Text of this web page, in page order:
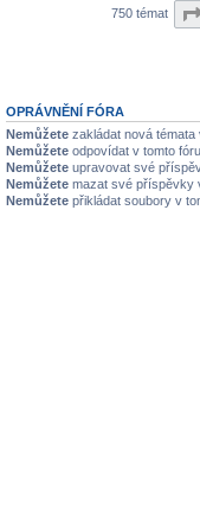
750 témat
OPRÁVNĚNÍ FÓRA
Nemůžete zakládat nová témata
Nemůžete odpovídat v tomto fóru
Nemůžete upravovat své
Nemůžete mazat své příspěvky
Nemůžete přikládat soubory v